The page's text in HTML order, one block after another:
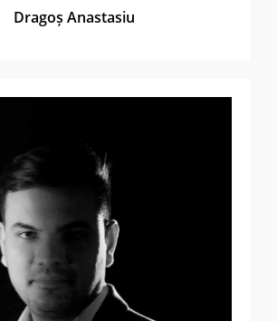
Dragoș Anastasiu